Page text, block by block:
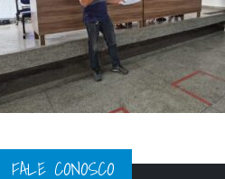
FALE CONOSCO